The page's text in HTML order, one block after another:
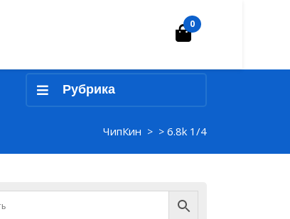
Корзина
0
Рубрика
ЧипКин > > 6.8k 1/4